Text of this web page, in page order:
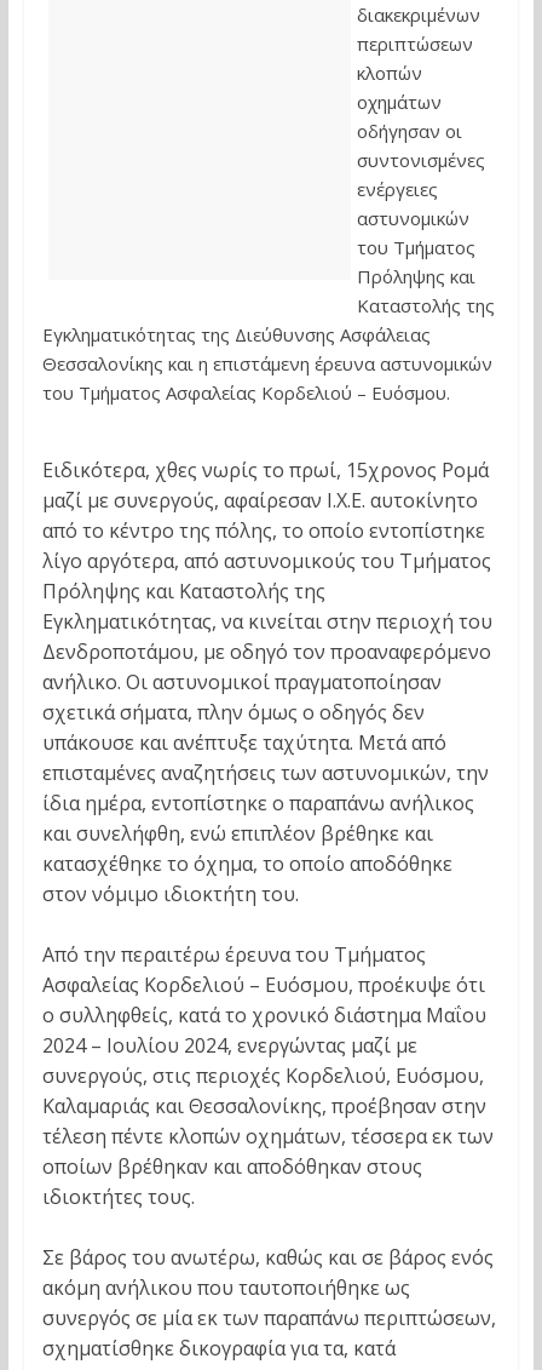
διακεκριμένων
περιπτώσεων
κλοπών
οχημάτων
οδήγησαν οι
συντονισμένες
ενέργειες
αστυνομικών
του Τμήματος
Πρόληψης και
Καταστολής της
Εγκληματικότητας της Διεύθυνσης Ασφάλειας
Θεσσαλονίκης και η επιστάμενη έρευνα αστυνομικών
του Τμήματος Ασφαλείας Κορδελιού – Ευόσμου.
Ειδικότερα, χθες νωρίς το πρωί, 15χρονος Ρομά
μαζί με συνεργούς, αφαίρεσαν Ι.Χ.Ε. αυτοκίνητο
από το κέντρο της πόλης, το οποίο εντοπίστηκε
λίγο αργότερα, από αστυνομικούς του Τμήματος
Πρόληψης και Καταστολής της
Εγκληματικότητας, να κινείται στην περιοχή του
Δενδροποτάμου, με οδηγό τον προαναφερόμενο
ανήλικο. Οι αστυνομικοί πραγματοποίησαν
σχετικά σήματα, πλην όμως ο οδηγός δεν
υπάκουσε και ανέπτυξε ταχύτητα. Μετά από
επισταμένες αναζητήσεις των αστυνομικών, την
ίδια ημέρα, εντοπίστηκε ο παραπάνω ανήλικος
και συνελήφθη, ενώ επιπλέον βρέθηκε και
κατασχέθηκε το όχημα, το οποίο αποδόθηκε
στον νόμιμο ιδιοκτήτη του.
Από την περαιτέρω έρευνα του Τμήματος
Ασφαλείας Κορδελιού – Ευόσμου, προέκυψε ότι
ο συλληφθείς, κατά το χρονικό διάστημα Μαΐου
2024 – Ιουλίου 2024, ενεργώντας μαζί με
συνεργούς, στις περιοχές Κορδελιού, Ευόσμου,
Καλαμαριάς και Θεσσαλονίκης, προέβησαν στην
τέλεση πέντε κλοπών οχημάτων, τέσσερα εκ των
οποίων βρέθηκαν και αποδόθηκαν στους
ιδιοκτήτες τους.
Σε βάρος του ανωτέρω, καθώς και σε βάρος ενός
ακόμη ανήλικου που ταυτοποιήθηκε ως
συνεργός σε μία εκ των παραπάνω περιπτώσεων,
σχηματίσθηκε δικογραφία για τα, κατά